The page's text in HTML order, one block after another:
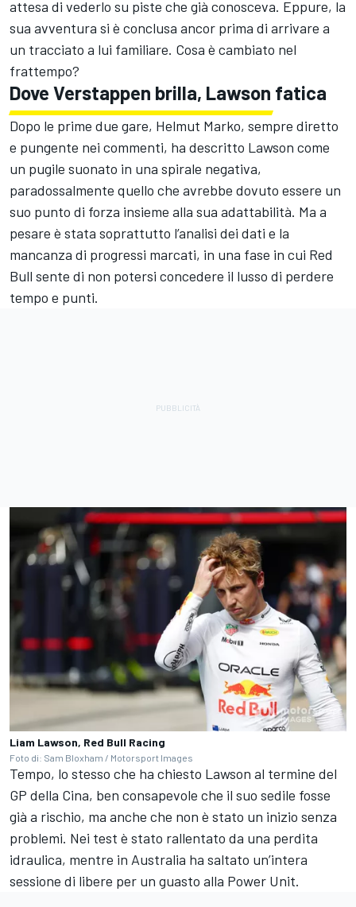
attesa di vederlo su piste che già conosceva. Eppure, la
sua avventura si è conclusa ancor prima di arrivare a
un tracciato a lui familiare. Cosa è cambiato nel
frattempo?
Dove Verstappen brilla, Lawson fatica
Dopo le prime due gare, Helmut Marko, sempre diretto
e pungente nei commenti, ha descritto Lawson come
un pugile suonato in una spirale negativa,
paradossalmente quello che avrebbe dovuto essere un
suo punto di forza insieme alla sua adattabilità. Ma a
pesare è stata soprattutto l’analisi dei dati e la
mancanza di progressi marcati, in una fase in cui Red
Bull sente di non potersi concedere il lusso di perdere
tempo e punti.
Liam Lawson, Red Bull Racing
Foto di: Sam Bloxham / Motorsport Images
Tempo, lo stesso che ha chiesto Lawson al termine del
GP della Cina, ben consapevole che il suo sedile fosse
già a rischio, ma anche che non è stato un inizio senza
problemi. Nei test è stato rallentato da una perdita
idraulica, mentre in Australia ha saltato un’intera
sessione di libere per un guasto alla Power Unit.